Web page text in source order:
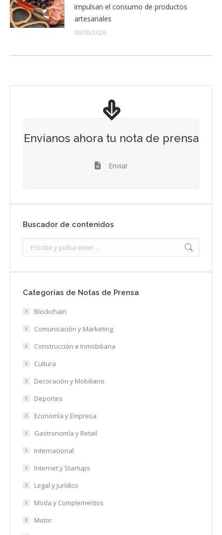
impulsan el consumo de productos
artesanales
03/08/2026
Envíanos ahora tu nota de prensa
Enviar
Buscador de contenidos
Categorías de Notas de Prensa
Blockchain
Comunicación y Marketing
Construcción e Inmobiliaria
Cultura
Decoración y Mobiliario
Deportes
Economía y Empresa
Gastronomía y Retail
Internacional
Internet y Startups
Legal y Jurídico
Moda y Complementos
Motor